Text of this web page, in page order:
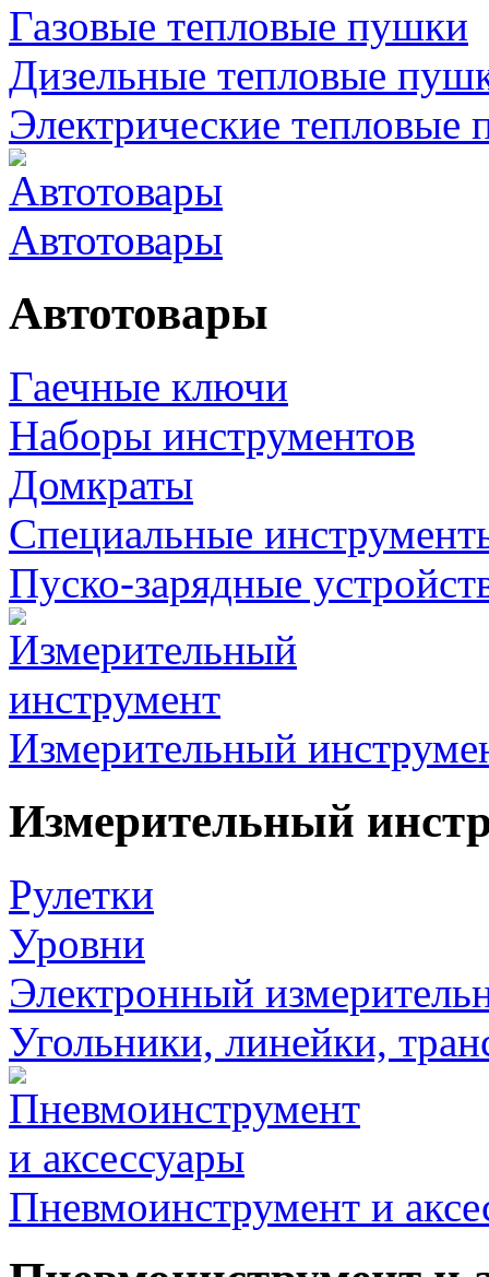
Газовые тепловые пушки
Дизельные тепловые
Электрические тепловые
Автотовары
Автотовары
Гаечные ключи
Наборы инструментов
Домкраты
Специальные
Пуско-зарядные
Измерительный
Измерительный
Рулетки
Уровни
Электронный
Угольники, линейки,
Пневмоинструмент и